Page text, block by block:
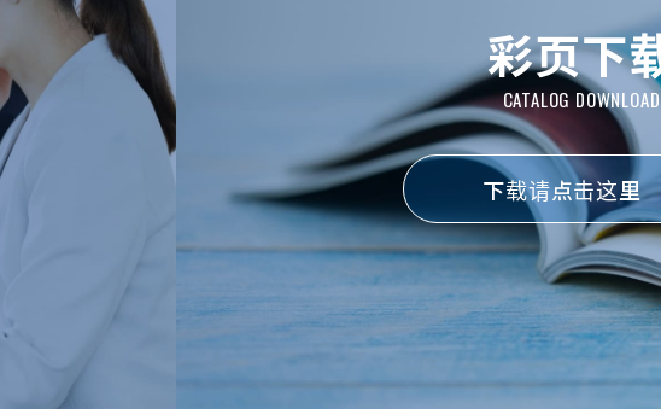
彩页下
下载请点击这里